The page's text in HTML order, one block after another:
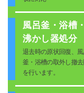
風呂釜・浴槽
沸かし器処分
退去時の原状回復、風
釜・浴槽の取外し撤
を行います。